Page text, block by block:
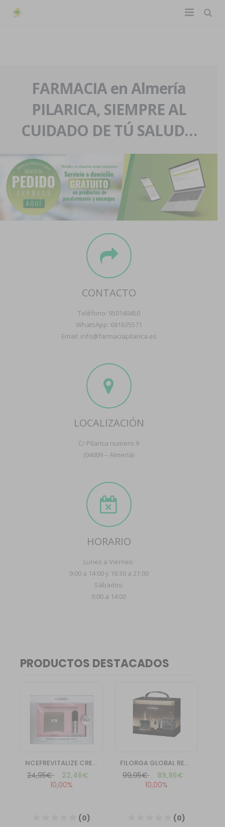
La farmacia
Nuestra historia
Nuestro equipo
Eventos
Servicios y reservas
Pedidos express
Blog
Contacto
Boletín
FARMACIA en Almería
PILARICA, SIEMPRE AL
CUIDADO DE TÚ SALUD…
CONTACTO
Teléfono: 950140450
WhatsApp: 681635571
Email: info@farmaciapilarica.es
LOCALIZACIÓN
C/ Pilarica numero 9
(04009 – Almería)
HORARIO
Lunes a Viernes:
9:00 a 14:00 y 16:30 a 21:00
Sábados:
9:00 a 14:00